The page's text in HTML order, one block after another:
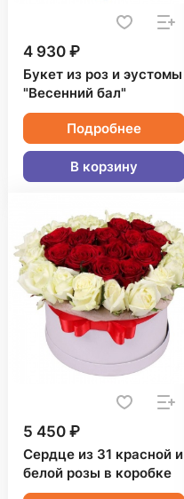
4 930 ₽
Букет из роз и эустомы
"Весенний бал"
Подробнее
В корзину
5 450 ₽
Сердце из 31 красной и
белой розы в коробке